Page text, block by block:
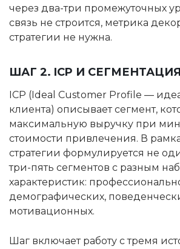
через два-три промежуточных
связь не строится, метрика
стратегии не нужна.
ШАГ 2. ICP И
ICP (Ideal Customer Profile —
клиента) описывает сегмент,
максимальную выручку при
стоимости привлечения. В
стратегии формулируется не
три-пять сегментов с разным
характеристик:
демографических,
мотивационных.
Шаг включает работу с тремя